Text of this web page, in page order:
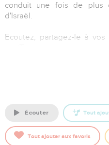
conduit une fois de plus
d'Israël.
Ecoutez, partagez-le à
écouter Tout
Tout ajouter aux favoris